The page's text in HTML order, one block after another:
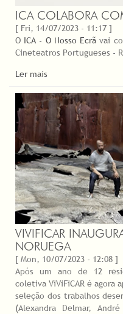
ICA COLABORA
[ Fri, 14/07/2023 - 11:17 ]
O ICA - O Nosso Ecrã vai
Cineteatros Portugueses -
Ler mais
VIVIFICAR
NORUEGA
[ Mon, 10/07/2023 - 12:08 ]
Após um ano de 12
coletiva ViViFiCAR é agora
seleção dos trabalhos
(Alexandra Delmar,